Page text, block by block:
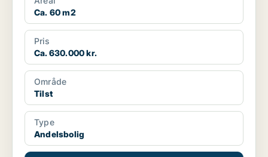
Ca. 60 m2
Pris
Ca. 630.000 kr.
Område
Tilst
Type
Andelsbolig